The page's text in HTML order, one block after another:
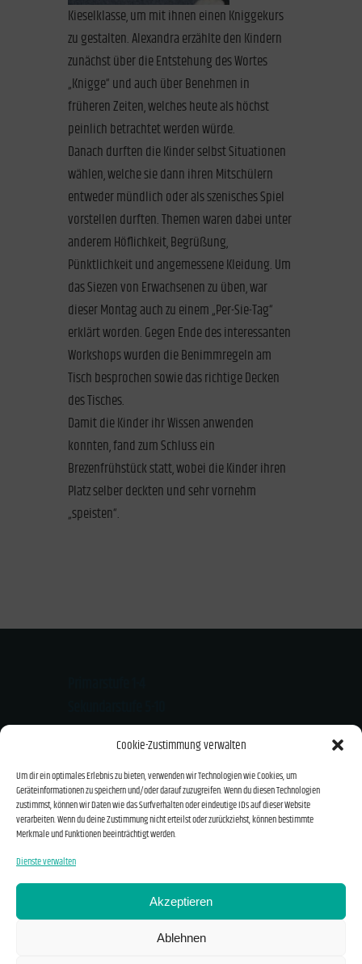
Cookie-Zustimmung verwalten
Um dir ein optimales Erlebnis zu bieten, verwenden wir Technologien wie Cookies, um
Geräteinformationen zu speichern und/oder darauf zuzugreifen. Wenn du diesen Technologien
zustimmst, können wir Daten wie das Surfverhalten oder eindeutige IDs auf dieser Website
verarbeiten. Wenn du deine Zustimmung nicht erteilst oder zurückziehst, können bestimmte
Merkmale und Funktionen beeinträchtigt werden.
Dienste verwalten
Akzeptieren
Ablehnen
Kieselklasse, um mit ihnen einen Kniggekurs
zu gestalten. Alexandra erzählte den Kindern
zunächst über die Entstehung des Wortes
„Knigge“ und auch über Benehmen in
früheren Zeiten, welches heute als höchst
peinlich betrachtet werden würde.
Danach durften die Kinder selbst Situationen
wählen, welche sie dann ihren Mitschülern
entweder mündlich oder als szenisches Spiel
vorstellen durften. Themen waren dabei unter
anderem Höflichkeit, Begrüßung,
Pünktlichkeit und angemessene Kleidung. Um
das Siezen von Erwachsenen zu üben, war
dieser Montag auch zu einem „Per-Sie-Tag“
erklärt worden. Gegen Ende des interessanten
Workshops wurden die Benimmregeln am
Tisch besprochen sowie das richtige Decken
des Tisches.
Damit die Kinder ihr Wissen anwenden
konnten, fand zum Schluss ein
Brezenfrühstück statt, wobei die Kinder ihren
Platz selber deckten und sehr vornehm
„speisten“.
Kloster-Mondsee-Str. 20
Tel.: 08541/919626
Email: info@montessori-vilshofen.de
Impressum
Datenschutzerklärung
Cookie-Richtlinie (EU)